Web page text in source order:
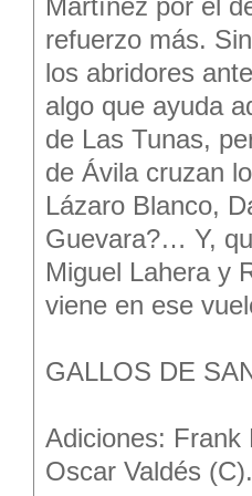
Martínez por el
refuerzo más.
los abridores
algo que ayuda
de Las Tunas,
de Ávila cruzan
Lázaro Blanco,
Guevara?… Y,
Miguel Lahera y
viene en ese
GALLOS DE
Adiciones: Frank
Oscar Valdés (C).